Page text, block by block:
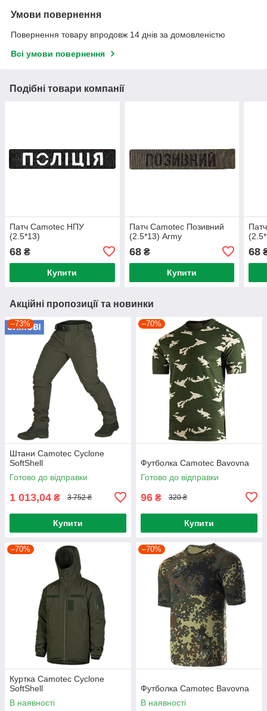
Умови повернення
Повернення товару впродовж 14 днів за домовленістю
Всі умови повернення
Подібні товари компанії
Патч Camotec НПУ
(2.5*13)
68 ₴
Купити
Патч Camotec Позивний
(2.5*13) Army
68₴
Купити
68
Акційні пропозиції та новинки
–73%
Штани Camotec Cyclone
SoftShell
Готово до відправки
1 013,04 ₴ 3 752 ₴
Купити
–70%
Футболка Camotec Bavovna
Готово до відправки
96 ₴ 320 ₴
Купити
–70%
Куртка Camotec Cyclone
SoftShell
В наявності
–70%
Футболка Camotec Bavovna
В наявності